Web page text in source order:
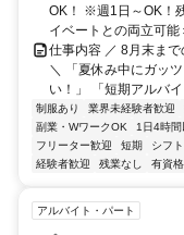
OK！ ※週1日～OK！
イベートとの両立可能
仕事内容 ／ 8月末ま
＼ 「夏休み中にガッ
い！」 「短期アルバ
制服あり 業界未経験者歓迎
副業・WワークOK
1日4時間
フリーター歓迎
短期 シフ
経験者歓迎
残業なし 有資
アルバイト・パート